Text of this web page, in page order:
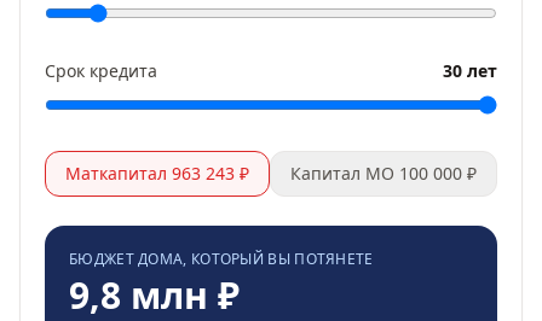
Срок кредита 30 лет
Маткапитал 963 243 ₽ Капитал МО 100 000 ₽
БЮДЖЕТ ДОМА, КОТОРЫЙ ВЫ ПОТЯНЕТЕ
9,8 млн ₽